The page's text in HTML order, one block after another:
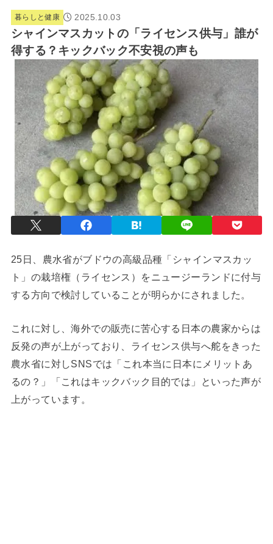
暮らしと健康 2025.10.03
シャインマスカットの「ライセンス供与」誰が
得する？キックバック不安視の声も
25日、農水省がブドウの高級品種「シャインマスカッ
ト」の栽培権（ライセンス）をニュージーランドに付与
する方向で検討していることが明らかにされました。
これに対し、海外での販売に苦心する日本の農家からは
反発の声が上がっており、ライセンス供与へ舵をきった
農水省に対しSNSでは「これ本当に日本にメリットあ
るの？」「これはキックバック目的では」といった声が
上がっています。